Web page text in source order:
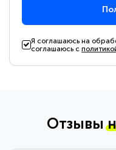
Я соглашаюсь на
соглашаюсь с
Отзывы